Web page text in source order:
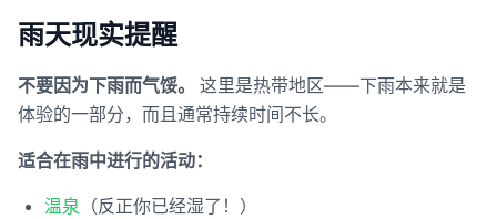
雨天现实提醒
不要因为下雨而气馁。
这里是热带地区——下雨本来就是
体验的一部分，而且通常持续时间不长。
适合在雨中进行的活动：
温泉 （反正你已经湿了！）